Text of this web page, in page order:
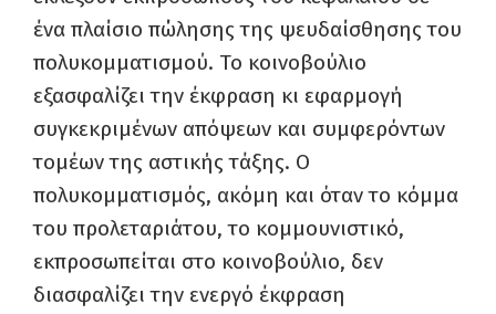
ένα πλαίσιο πώλησης της ψευδαίσθησης του
πολυκομματισμού. Το κοινοβούλιο
εξασφαλίζει την έκφραση κι εφαρμογή
συγκεκριμένων απόψεων και συμφερόντων
τομέων της αστικής τάξης. Ο
πολυκομματισμός, ακόμη και όταν το κόμμα
του προλεταριάτου, το κομμουνιστικό,
εκπροσωπείται στο κοινοβούλιο, δεν
διασφαλίζει την ενεργό έκφραση